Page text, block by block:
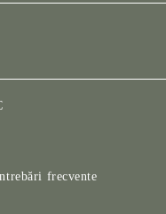
frecvente